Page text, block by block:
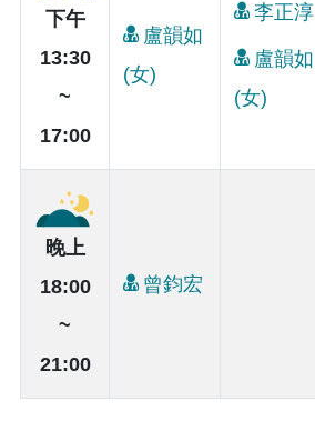
下午
13:30
~
17:00
盧韻如
(女)
李正淳
盧韻如
(女)
晚上
18:00
~
21:00
曾鈞宏